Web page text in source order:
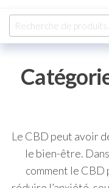
explorez
les vertus
naturelles
du
Le CBD peut avoir
le bien-être.
comment le